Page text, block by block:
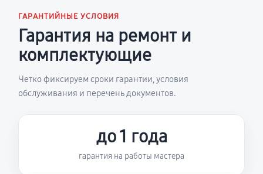
ГАРАНТИЙНЫЕ УСЛОВИЯ
Гарантия на ремонт и
комплектующие
Четко фиксируем сроки гарантии, условия
обслуживания и перечень документов.
до 1 года
гарантия на работы мастера